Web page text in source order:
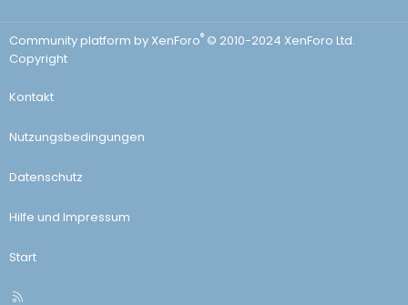
Community platform by XenForo® © 2010-2024 XenForo Ltd.
Copyright
Kontakt
Nutzungsbedingungen
Datenschutz
Hilfe und Impressum
Start
R